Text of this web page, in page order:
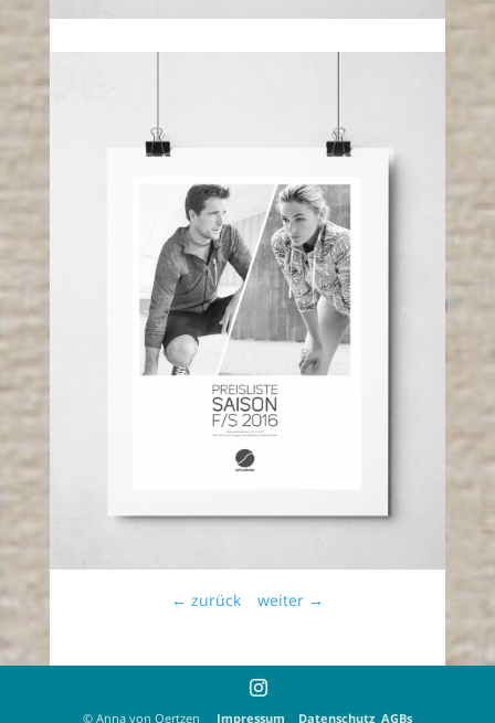
← zurück weiter →
© Anna von Oertzen Impressum Datenschutz AGBs